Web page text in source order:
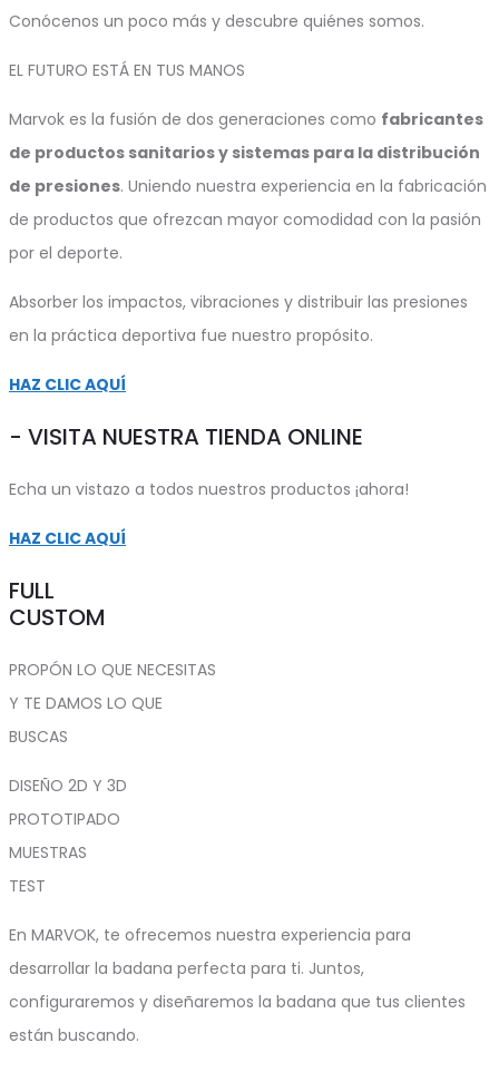
Conócenos un poco más y descubre quiénes somos.
EL FUTURO ESTÁ EN TUS MANOS
Marvok es la fusión de dos generaciones como fabricantes
de productos sanitarios y sistemas para la distribución
de presiones. Uniendo nuestra experiencia en la fabricación
de productos que ofrezcan mayor comodidad con la pasión
por el deporte.
Absorber los impactos, vibraciones y distribuir las presiones
en la práctica deportiva fue nuestro propósito.
HAZ CLIC AQUÍ
- VISITA NUESTRA TIENDA ONLINE
Echa un vistazo a todos nuestros productos ¡ahora!
HAZ CLIC AQUÍ
FULL
CUSTOM
PROPÓN LO QUE NECESITAS
Y TE DAMOS LO QUE
BUSCAS
DISEÑO 2D Y 3D
PROTOTIPADO
MUESTRAS
TEST
En MARVOK, te ofrecemos nuestra experiencia para
desarrollar la badana perfecta para ti. Juntos,
configuraremos y diseñaremos la badana que tus clientes
están buscando.